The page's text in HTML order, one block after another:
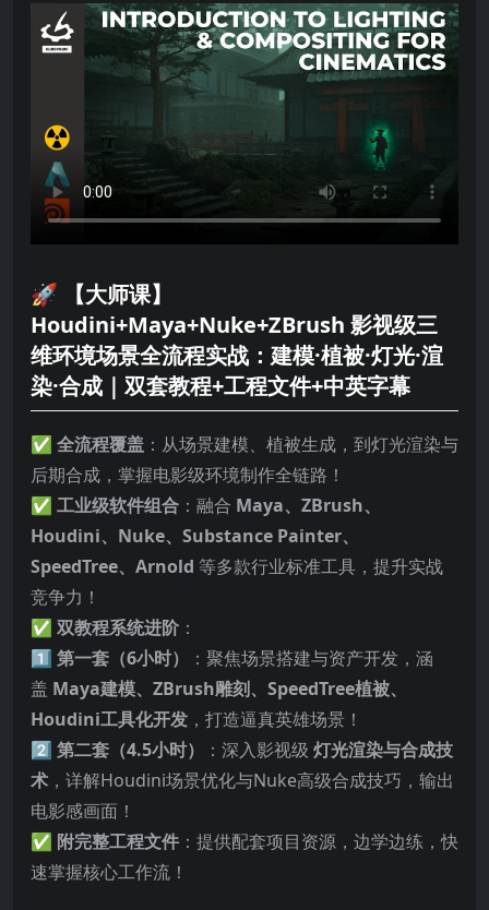
🚀 【大师课】
Houdini+Maya+Nuke+ZBrush 影视级三
维环境场景全流程实战：建模·植被·灯光·渲
染·合成｜双套教程+工程文件+中英字幕
✅ 全流程覆盖 ：从场景建模、植被生成，到灯光渲染与
后期合成，掌握电影级环境制作全链路！
✅ 工业级软件组合 ：融合 Maya、ZBrush、
Houdini、Nuke、Substance Painter、
SpeedTree、Arnold 等多款行业标准工具，提升实战
竞争力！
✅ 双教程系统进阶 ：
1️⃣ 第一套（6小时）
：聚焦场景搭建与资产开发，涵
盖 Maya建模、ZBrush雕刻、SpeedTree植被、
Houdini工具化开发 ，打造逼真英雄场景！
2️⃣ 第二套（4.5小时） ：深入影视级 灯光渲染与合成技
术 ，详解Houdini场景优化与Nuke高级合成技巧，输出
电影感画面！
✅ 附完整工程文件 ：提供配套项目资源，边学边练，快
速掌握核心工作流！